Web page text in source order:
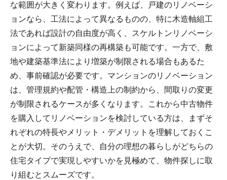
な範囲が大きく変わります。例えば、戸建のリノベーシ
ョンなら、工法によって異なるものの、特に木造軸組工
法であれば設計の自由度が高く、スケルトンリノベーシ
ョンによって新築同様の再構築も可能です。一方で、敷
地や建築基準法により増築が制限される場合もあるた
め、事前確認が必要です。マンションのリノベーション
は、管理規約や配管・構造上の制約から、間取りの変更
が制限されるケースが多くなります。これから中古物件
を購入してリノベーションを検討している方は、まずそ
れぞれの特長やメリット・デメリットを理解しておくこ
とが大切。そのうえで、自分の理想の暮らしがどちらの
住宅タイプで実現しやすいかを見極めて、物件探しに取
り組むとスムーズです。